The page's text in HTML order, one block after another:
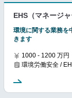
EHS（マネージ
環境に関する業務を
きます
1000 - 1200 万円
環境労働安全 /